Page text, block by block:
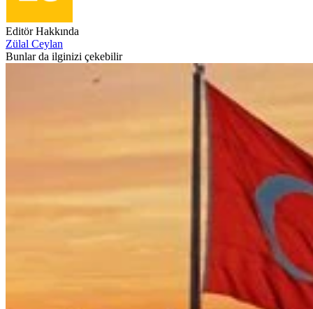
Editör Hakkında
Zülal Ceylan
Bunlar da ilginizi çekebilir